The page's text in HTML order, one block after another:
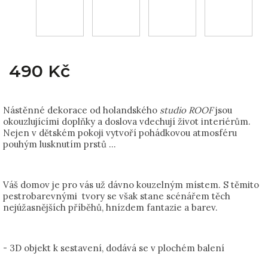
490 Kč
Nástěnné dekorace od holandského studio ROOFjsou
okouzlujícími doplňky a doslova vdechují život interiérům.
Nejen v dětském pokoji vytvoří pohádkovou atmosféru
pouhým lusknutím prstů …
Váš domov je pro vás už dávno kouzelným místem. S těmito
pestrobarevnými tvory se však stane scénářem těch
nejúžasnějších příběhů, hnízdem fantazie a barev.
- 3D objekt k sestavení, dodává se v plochém balení